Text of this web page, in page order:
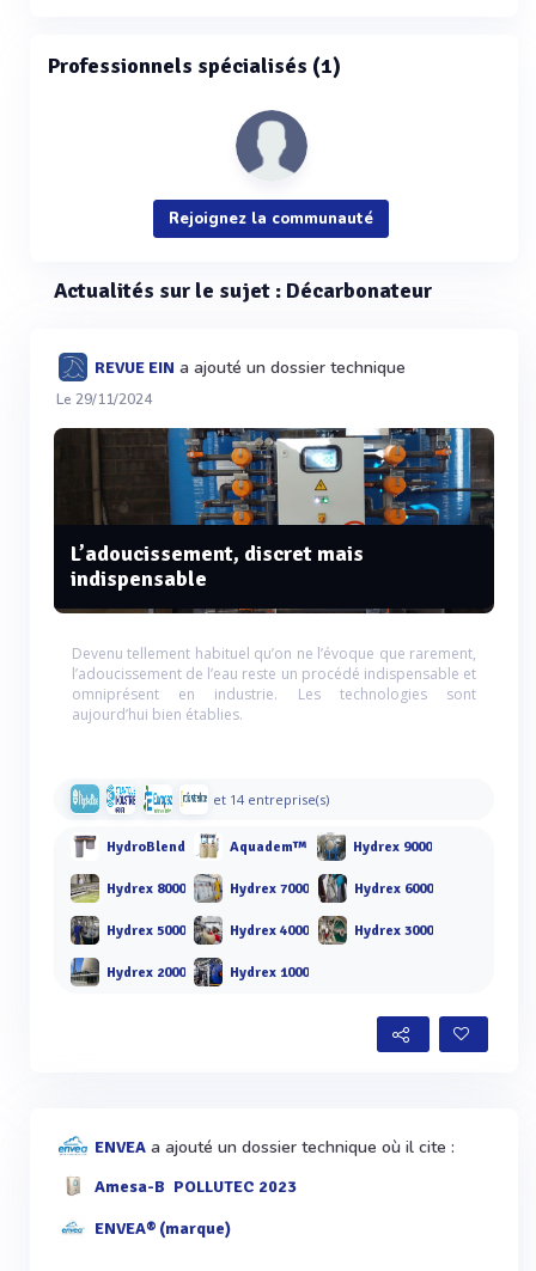
Professionnels spécialisés (1)
Rejoignez la communauté
Actualités sur le sujet : Décarbonateur
REVUE EIN a ajouté un dossier technique
Le 29/11/2024
L’adoucissement, discret mais
indispensable
Devenu tellement habituel qu’on ne l’évoque que rarement,
l’adoucissement de l’eau reste un procédé indispensable et
omniprésent en industrie. Les technologies sont
aujourd’hui bien établies.
et 14 entreprise(s)
HydroBlend Aquadem™ Hydrex 9000
Hydrex 8000 Hydrex 7000 Hydrex 6000
Hydrex 5000 Hydrex 4000 Hydrex 3000
Hydrex 2000 Hydrex 1000
ENVEA a ajouté un dossier technique où il cite :
Amesa-B POLLUTEC 2023
ENVEA® (marque)